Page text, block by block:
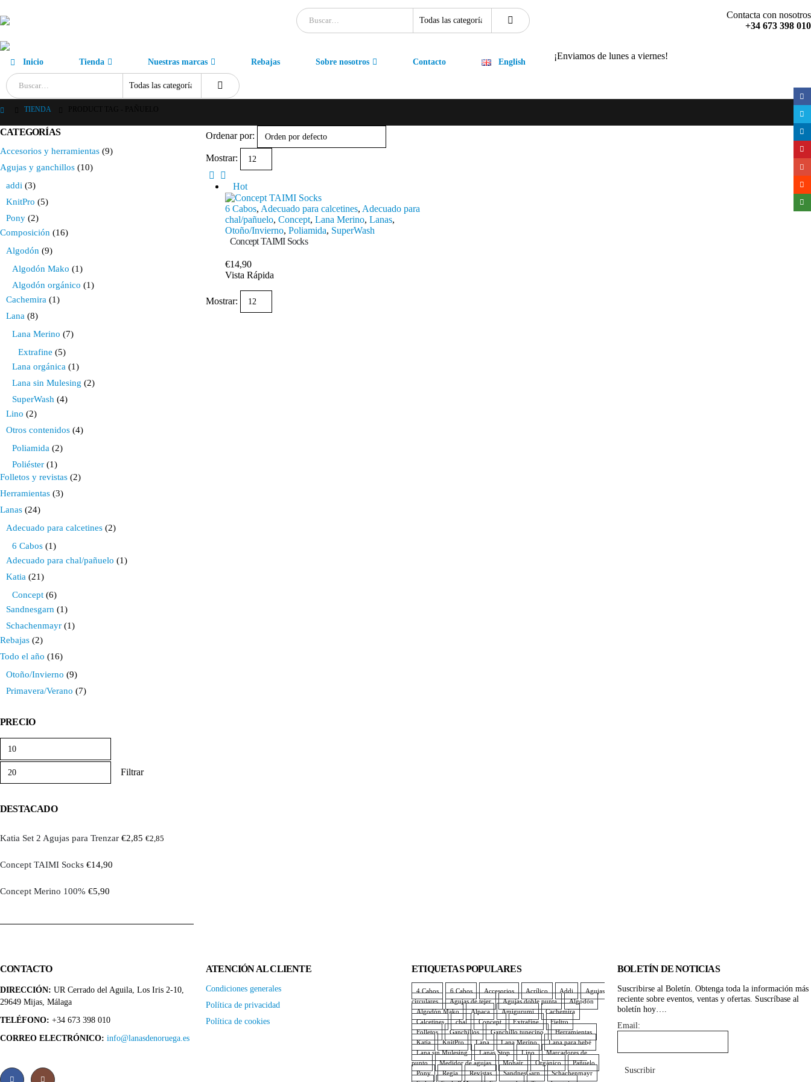
Contacta con nosotros
+34 673 398 010
Inicio Tienda Nuestras marcas Rebajas Sobre nosotros Contacto English
¡Enviamos de lunes a viernes!
TIENDA
Ordenar por:
Mostrar:
Hot
6 Cabos, Adecuado para calcetines, Adecuado para
chal/pañuelo, Concept, Lana Merino, Lanas,
Otoño/Invierno, Poliamida, SuperWash
Concept TAIMI Socks
€14,90
Este
múltiples
Vista Rápida
Mostrar:
CATEGORÍAS
Accesorios y herramientas (9)
Agujas y ganchillos (10)
addi (3)
KnitPro (5)
Pony (2)
Composición (16)
Algodón (9)
Algodón Mako (1)
Algodón orgánico (1)
Cachemira (1)
Lana (8)
Lana Merino (7)
Extrafine (5)
Lana orgánica (1)
Lana sin Mulesing (2)
SuperWash (4)
Lino (2)
Otros contenidos (4)
Poliamida (2)
Poliéster (1)
Folletos y revistas (2)
Herramientas (3)
Lanas (24)
Adecuado para calcetines (2)
6 Cabos (1)
Adecuado para chal/pañuelo (1)
Katia (21)
Concept (6)
Sandnesgarn (1)
Schachenmayr (1)
Rebajas (2)
Todo el año (16)
Otoño/Invierno (9)
Primavera/Verano (7)
PRECIO
mínimo
Filtrar
DESTACADO
Katia Set 2 Agujas para Trenzar €2,85 €2,85
Concept TAIMI Socks €14,90
Concept Merino 100% €5,90
CONTACTO
DIRECCIÓN: UR Cerrado del Aguila, Los Iris 2-10,
29649 Mijas, Málaga
TELÉFONO: +34 673 398 010
CORREO ELECTRÓNICO: info@lanasdenoruega.es
ATENCIÓN AL CLIENTE
Condiciones generales
Política de privacidad
Política de cookies
ETIQUETAS POPULARES
4 Cabos 6 Cabos Accesorios Acrílico Addi
Agujas
circulares
Agujas de tejer Agujas doble punta
Algodón
Algodón Mako
Alpaca Amigurumi
Cachemira
Calcetines
chal Concept Extrafine
Fieltro
Folletos
Ganchillos Ganchillo tunecino
Herramientas
Katia
KnitPro Lana Lana Merino
Lana para bebé
Lana sin Mulesing
Lanas Stop Lino
Marcadores de
punto
Medidor de agujas Mohair Orgánico
Pañuelo
Pony
Regia Revistas SandnesGarn
Schachenmayr
BOLETÍN DE NOTICIAS
Suscribirse al Boletín. Obtenga toda la información más
reciente sobre eventos, ventas y ofertas. Suscríbase al
boletín hoy….
Email: